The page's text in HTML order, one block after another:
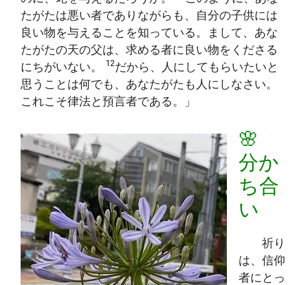
たがたは悪い者でありながらも、自分の子供には
良い物を与えることを知っている。まして、あな
たがたの天の父は、求める者に良い物をくださる
にちがいない。
12だから、人にしてもらいたいと
思うことは何でも、あなたがたも人にしなさい。
これこそ律法と預言者である。」
🌸
分か
ち合
い
祈り
は、信仰
者にとっ